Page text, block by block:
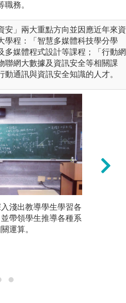
務。
安」兩大重點方向並因應近年來資
學程：「智慧多媒體科技學分學
多媒體程式設計等課程；「行動網
聯網大數據及資訊安全等相關課
通訊與資訊安全知識的人才。
當的實作課
操作，在之後
時間隨時會有
淺出教導學生學習各
帶領學生推導各種系
運算。